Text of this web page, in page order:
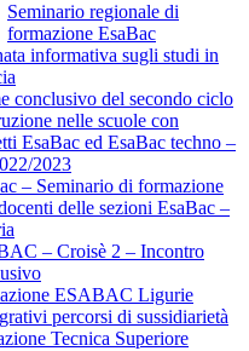
Seminario regionale di
formazione EsaBac
informativa sugli studi in
conclusivo del secondo ciclo
nelle scuole con
EsaBac ed EsaBac techno –
2023
– Seminario di formazione
delle sezioni EsaBac –
– Croisè 2 – Incontro
ESABAC Ligurie
percorsi di sussidiarietà
Tecnica Superiore